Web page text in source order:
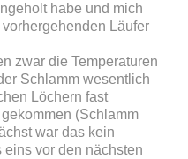
habe und mich
Läufer
zwar die Temperaturen
Schlamm wesentlich
Löchern fast
(Schlamm
war das kein
eins vor den nächsten